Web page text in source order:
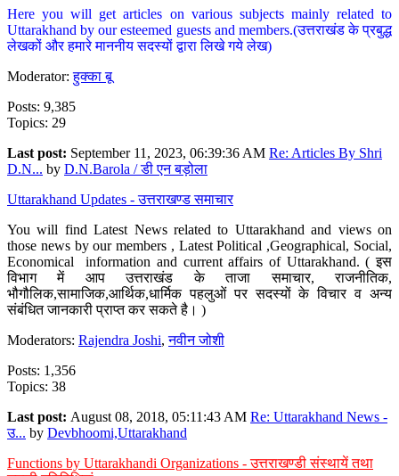
Here you will get articles on various subjects mainly related to
Uttarakhand by our esteemed guests and members.(उत्तराखंड के प्रबुद्ध
लेखकों और हमारे माननीय सदस्यों द्वारा लिखे गये लेख)
Moderator:हुक्का बू
Posts: 9,385
Topics: 29
Last post: September 11, 2023, 06:39:36 AM Re: Articles By Shri
D.N... by D.N.Barola / डी एन बड़ोला
Uttarakhand Updates - उत्तराखण्ड समाचार
You will find Latest News related to Uttarakhand and views on
those news by our members , Latest Political ,Geographical, Social,
Economical information and current affairs of Uttarakhand. ( इस
विभाग में आप उत्तराखंड के ताजा समाचार, राजनीतिक,
भौगौलिक,सामाजिक,आर्थिक,धार्मिक पहलुओं पर सदस्यों के विचार व अन्य
संबंधित जानकारी प्राप्त कर सकते है। )
Moderators: Rajendra Joshi,नवीन जोशी
Posts: 1,356
Topics: 38
Last post: August 08, 2018, 05:11:43 AM Re: Uttarakhand News -
उ... by Devbhoomi,Uttarakhand
Functions by Uttarakhandi Organizations - उत्तराखण्डी संस्थायें तथा